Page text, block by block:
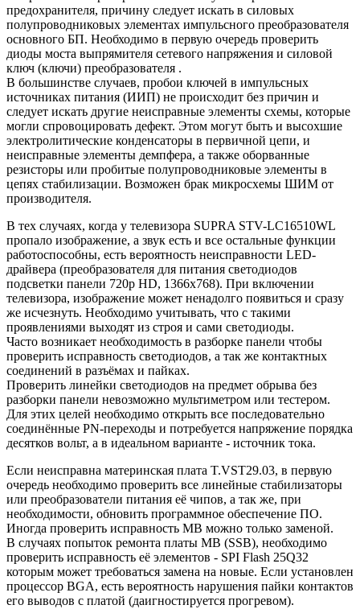
предохранителя, причину следует искать в силовых
полупроводниковых элементах импульсного преобразователя
основного БП. Необходимо в первую очередь проверить
диоды моста выпрямителя сетевого напряжения и силовой
ключ (ключи) преобразователя .
В большинстве случаев, пробои ключей в импульсных
источниках питания (ИИП) не происходит без причин и
следует искать другие неисправные элементы схемы, которые
могли спровоцировать дефект. Этом могут быть и высохшие
электролитические конденсаторы в первичной цепи, и
неисправные элементы демпфера, а также оборванные
резисторы или пробитые полупроводниковые элементы в
цепях стабилизации. Возможен брак микросхемы ШИМ от
производителя.
В тех случаях, когда у телевизора SUPRA STV-LC16510WL
пропало изображение, а звук есть и все остальные функции
работоспособны, есть вероятность неисправности LED-
драйвера (преобразователя для питания светодиодов
подсветки панели 720p HD, 1366x768). При включении
телевизора, изображение может ненадолго появиться и сразу
же исчезнуть. Необходимо учитывать, что с такими
проявлениями выходят из строя и сами светодиоды.
Часто возникает необходимость в разборке панели чтобы
проверить исправность светодиодов, а так же контактных
соединений в разъёмах и пайках.
Проверить линейки светодиодов на предмет обрыва без
разборки панели невозможно мультиметром или тестером.
Для этих целей необходимо открыть все последовательно
соединённые PN-переходы и потребуется напряжение порядка
десятков вольт, а в идеальном варианте - источник тока.
Если неисправна материнская плата T.VST29.03, в первую
очередь необходимо проверить все линейные стабилизаторы
или преобразователи питания её чипов, а так же, при
необходимости, обновить программное обеспечение ПО.
Иногда проверить исправность MB можно только заменой.
В случаях попыток ремонта платы MB (SSB), необходимо
проверить исправность её элементов - SPI Flash 25Q32
которым может требоваться замена на новые. Если установлен
процессор BGA, есть вероятность нарушения пайки контактов
его выводов с платой (даигностируется прогревом).